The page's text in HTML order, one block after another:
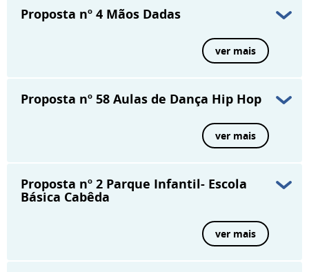
Proposta nº 4 Mãos Dadas
ver mais
Proposta nº 58 Aulas de Dança Hip Hop
ver mais
Proposta nº 2 Parque Infantil- Escola
Básica Cabêda
ver mais